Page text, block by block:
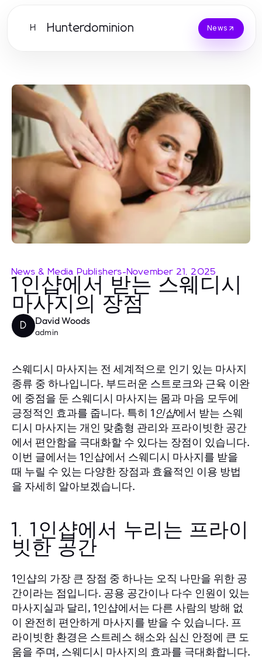
H Hunterdominion News
News & Media Publishers-November 21, 2025
1인샵에서 받는 스웨디시
마사지의 장점
D David Woods
admin
스웨디시 마사지는 전 세계적으로 인기 있는 마사지
종류 중 하나입니다. 부드러운 스트로크와 근육 이완
에 중점을 둔 스웨디시 마사지는 몸과 마음 모두에
긍정적인 효과를 줍니다. 특히 1인샵에서 받는 스웨
디시 마사지는 개인 맞춤형 관리와 프라이빗한 공간
에서 편안함을 극대화할 수 있다는 장점이 있습니다.
이번 글에서는 1인샵에서 스웨디시 마사지를 받을
때 누릴 수 있는 다양한 장점과 효율적인 이용 방법
을 자세히 알아보겠습니다.
1. 1인샵에서 누리는 프라이
빗한 공간
1인샵의 가장 큰 장점 중 하나는 오직 나만을 위한 공
간이라는 점입니다. 공용 공간이나 다수 인원이 있는
마사지실과 달리, 1인샵에서는 다른 사람의 방해 없
이 완전히 편안하게 마사지를 받을 수 있습니다. 프
라이빗한 환경은 스트레스 해소와 심신 안정에 큰 도
움을 주며, 스웨디시 마사지의 효과를 극대화합니다.